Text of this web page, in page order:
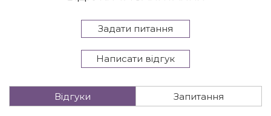
Задати питання
Написати відгук
Відгуки Запитання